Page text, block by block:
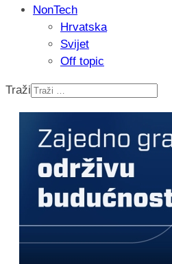
Isprobali smo:
NonTech
Hrvatska
Svijet
Off topic
Traži